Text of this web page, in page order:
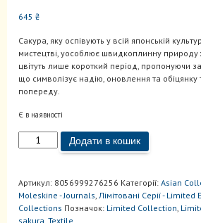
645 ₴
Сакура, яку оспівують у всій японській
мистецтві, уособлює швидкоплинну природу
цвітуть лише короткий період, пропонуючи
що символізує надію, оновлення та обіцянку
попереду.
Є в наявності
Записник
Cahier
Лінійка
кількість
Додати в кошик
Артикул: 8056999276256 Категорії: Asian
Moleskine - Journals, Лiмiтовані Серії - Limited
Collections Позначок: Limited Collection,
sakura, Textile